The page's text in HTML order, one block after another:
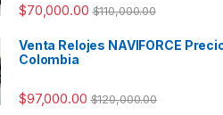
$70,000.00 $110,000.00
Venta Relojes NAVIFORCE
Colombia
$97,000.00 $120,000.00